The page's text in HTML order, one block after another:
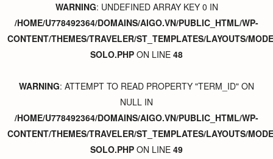
WARNING: UNDEFINED ARRAY KEY 0 IN
/HOME/U778492364/DOMAINS/AIGO.VN/PUBLIC_HTML/WP-
CONTENT/THEMES/TRAVELER/ST_TEMPLATES/LAYOUTS/
SOLO.PHP ON LINE 48
WARNING: ATTEMPT TO READ PROPERTY "TERM_ID" ON
NULL IN
/HOME/U778492364/DOMAINS/AIGO.VN/PUBLIC_HTML/WP-
CONTENT/THEMES/TRAVELER/ST_TEMPLATES/LAYOUTS/
SOLO.PHP ON LINE 49